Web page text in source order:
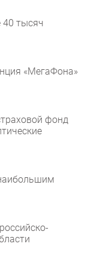
40 тысяч
«МегаФона»
фонд